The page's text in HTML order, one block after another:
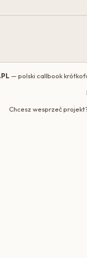
— polski callbook
Chcesz wesprzeć